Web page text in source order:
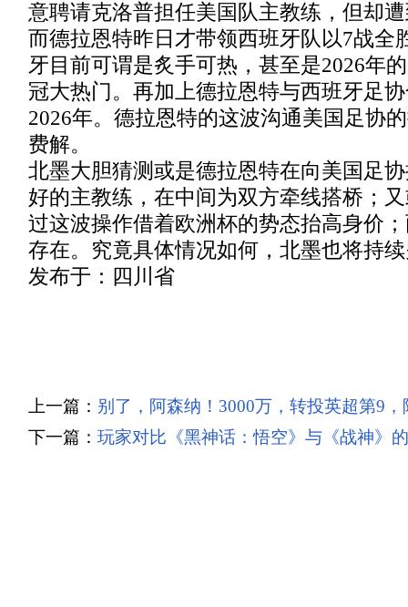
意聘请克洛普担任美国队主教练，但却
而德拉恩特昨日才带领西班牙队以7战全
牙目前可谓是炙手可热，甚至是2026年
冠大热门。再加上德拉恩特与西班牙足
2026年。德拉恩特的这波沟通美国足协
费解。
北墨大胆猜测或是德拉恩特在向美国足
好的主教练，在中间为双方牵线搭桥；
过这波操作借着欧洲杯的势态抬高身价
存在。究竟具体情况如何，北墨也将持
发布于：四川省
上一篇： 别了，阿森纳！3000万，转投英超第9
下一篇： 玩家对比《黑神话：悟空》与《战神》